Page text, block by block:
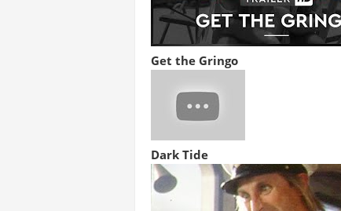
Get the Gringo
Dark Tide